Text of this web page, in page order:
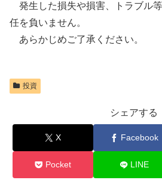
発生した損失や損害、トラブル
任を負いません。
あらかじめご了承ください。
投資
シェアする
X Facebook
Pocket LINE